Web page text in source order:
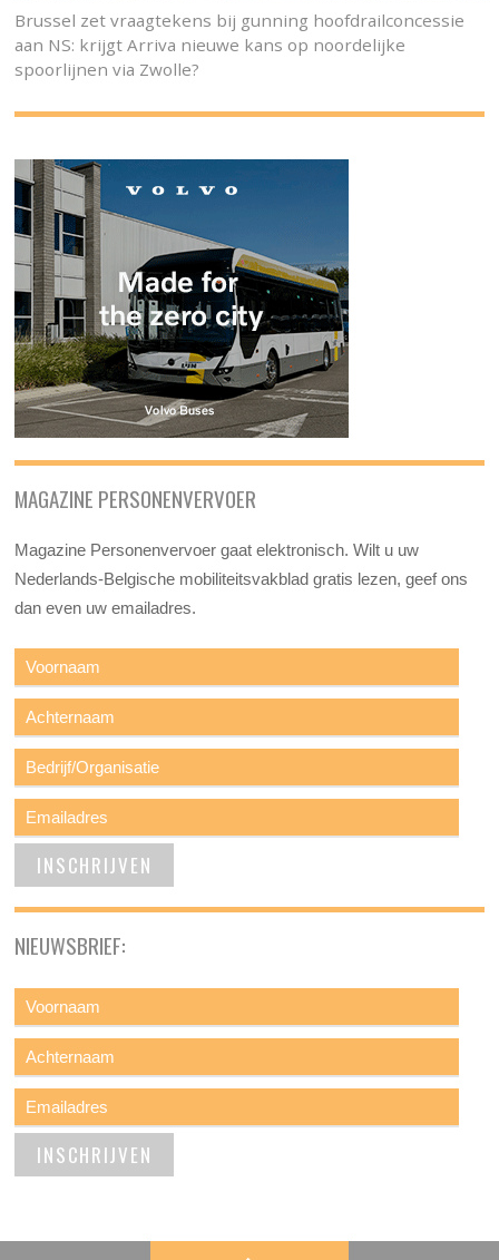
Brussel zet vraagtekens bij gunning hoofdrailconcessie
aan NS: krijgt Arriva nieuwe kans op noordelijke
spoorlijnen via Zwolle?
MAGAZINE PERSONENVERVOER
Magazine Personenvervoer gaat elektronisch. Wilt u uw
Nederlands-Belgische mobiliteitsvakblad gratis lezen, geef ons
dan even uw emailadres.
NIEUWSBRIEF: